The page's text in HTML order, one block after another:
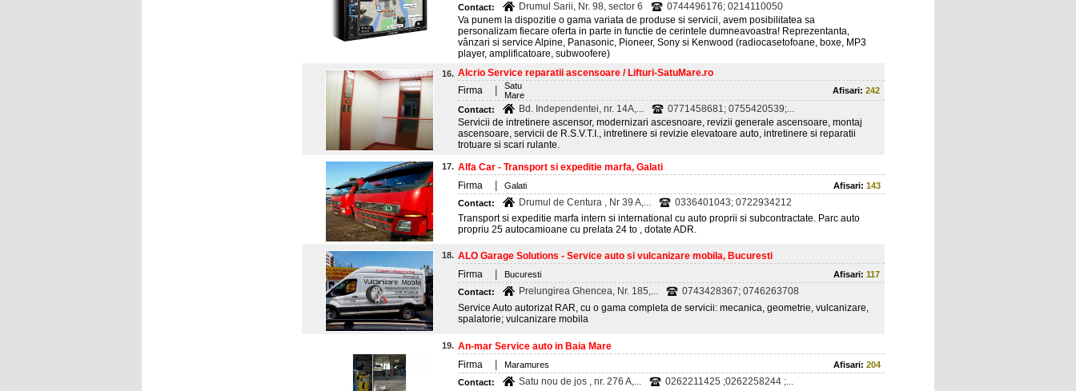
Contact:
Drumul Sarii, Nr. 98, sector 6
0744496176; 0214110050
Va punem la dispozitie o gama variata de produse si servicii, avem posibilitatea sa
personalizam fiecare oferta in parte in functie de cerintele dumneavoastra! Reprezentanta,
vânzari si service Alpine, Panasonic, Pioneer, Sony si Kenwood (radiocasetofoane, boxe, MP3
player, amplificatoare, subwoofere)
16. Alcrio Service reparatii ascensoare / Lifturi-SatuMare.ro
Firma
Satu
Mare
Afisari: 242
Contact:
Bd. Independentei, nr. 14A,...
0771458681; 0755420539;...
Servicii de intretinere ascensor, modernizari ascesnoare, revizii generale ascensoare, montaj
ascensoare, servicii de R.S.V.T.I., intretinere si revizie elevatoare auto, intretinere si reparatii
trotuare si scari rulante.
17. Alfa Car - Transport si expeditie marfa, Galati
Firma
Galati Afisari: 143
Contact:
Drumul de Centura , Nr 39 A,...
0336401043; 0722934212
Transport si expeditie marfa intern si international cu auto proprii si subcontractate. Parc auto
propriu 25 autocamioane cu prelata 24 to , dotate ADR.
18. ALO Garage Solutions - Service auto si vulcanizare mobila, Bucuresti
Firma
Bucuresti Afisari: 117
Contact:
Prelungirea Ghencea, Nr. 185,...
0743428367; 0746263708
Service Auto autorizat RAR, cu o gama completa de servicii: mecanica, geometrie, vulcanizare,
spalatorie; vulcanizare mobila
19. An-mar Service auto in Baia Mare
Firma
Maramures Afisari: 204
Contact:
Satu nou de jos , nr. 276 A,...
0262211425 ;0262258244 ;...